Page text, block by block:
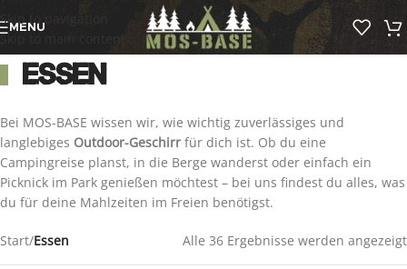
Skip to navigation
Skip to main content
MENU
Essen
Bei MOS-BASE wissen wir, wie wichtig zuverlässiges und
langlebiges Outdoor-Geschirr für dich ist. Ob du eine
Campingreise planst, in die Berge wanderst oder einfach ein
Picknick im Park genießen möchtest – bei uns findest du alles, was
du für deine Mahlzeiten im Freien benötigst.
Start/Essen Alle 36 Ergebnisse werden angezeigt